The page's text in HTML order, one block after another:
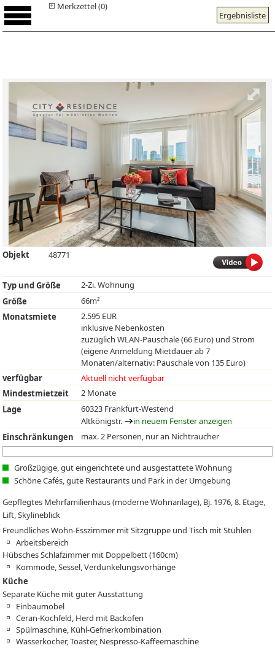
Ergebnisliste
Merkzettel (0)
Objekt 48771
Typ und Größe
2-Zi. Wohnung
Größe
66m²
Monatsmiete
2.595 EUR
inklusive Nebenkosten
zuzüglich WLAN-Pauschale (66 Euro) und Strom
(eigene Anmeldung Mietdauer ab 7
Monaten/alternativ: Pauschale von 135 Euro)
verfügbar
Aktuell nicht verfügbar
Mindestmietzeit
2 Monate
Lage
60323 Frankfurt-Westend
Altkönigstr.
in neuem Fenster anzeigen
Einschränkungen
max. 2 Personen, nur an Nichtraucher
Großzügige, gut eingerichtete und ausgestattete Wohnung
Schöne Cafés, gute Restaurants und Park in der Umgebung
Gepflegtes Mehrfamilienhaus (moderne Wohnanlage), Bj. 1976, 8. Etage,
Lift, Skylineblick
Freundliches Wohn-Esszimmer mit Sitzgruppe und Tisch mit Stühlen
Arbeitsbereich
Hübsches Schlafzimmer mit Doppelbett (160cm)
Kommode, Sessel, Verdunkelungsvorhänge
Küche
Separate Küche mit guter Ausstattung
Einbaumöbel
Ceran-Kochfeld, Herd mit Backofen
Spülmaschine, Kühl-Gefrierkombination
Wasserkocher, Toaster, Nespresso-Kaffeemaschine